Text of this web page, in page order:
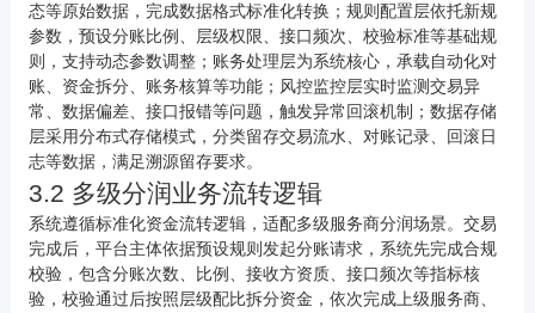
态等原始数据，完成数据格式标准化转换；规则配置层依托新规
参数，预设分账比例、层级权限、接口频次、校验标准等基础规
则，支持动态参数调整；账务处理层为系统核心，承载自动化对
账、资金拆分、账务核算等功能；风控监控层实时监测交易异
常、数据偏差、接口报错等问题，触发异常回滚机制；数据存储
层采用分布式存储模式，分类留存交易流水、对账记录、回滚日
志等数据，满足溯源留存要求。
3.2 多级分润业务流转逻辑
系统遵循标准化资金流转逻辑，适配多级服务商分润场景。交易
完成后，平台主体依据预设规则发起分账请求，系统先完成合规
校验，包含分账次数、比例、接收方资质、接口频次等指标核
验，校验通过后按照层级配比拆分资金，依次完成上级服务商、